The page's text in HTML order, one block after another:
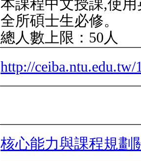
本課程中文授課,使
全所碩士生必修。
總人數上限：50人
http://ceiba.ntu.edu.tw/
核心能力與課程規劃